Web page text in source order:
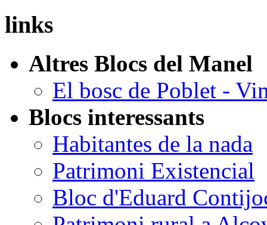
links
Altres Blocs del Manel
El bosc de Poblet -
Blocs interessants
Habitantes de la nada
Patrimoni Existencial
Bloc d'Eduard